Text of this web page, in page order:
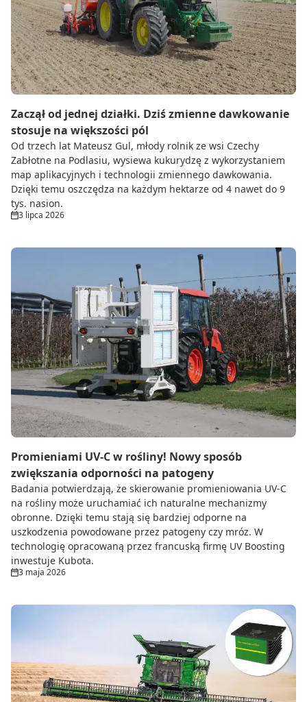
Do zbioru
Rolnictwo precyzyjne
Dealerzy
Ze świata techniki rolniczej
Zaczął od jednej działki. Dziś zmienne dawkowanie
stosuje na większości pól
Od trzech lat Mateusz Gul, młody rolnik ze wsi Czechy
Zabłotne na Podlasiu, wysiewa kukurydzę z wykorzystaniem
map aplikacyjnych i technologii zmiennego dawkowania.
Dzięki temu oszczędza na każdym hektarze od 4 nawet do 9
tys. nasion.
3 lipca 2026
Promieniami UV-C w rośliny! Nowy sposób
zwiększania odporności na patogeny
Badania potwierdzają, że skierowanie promieniowania UV-C
na rośliny może uruchamiać ich naturalne mechanizmy
obronne. Dzięki temu stają się bardziej odporne na
uszkodzenia powodowane przez patogeny czy mróz. W
technologię opracowaną przez francuską firmę UV Boosting
inwestuje Kubota.
3 maja 2026